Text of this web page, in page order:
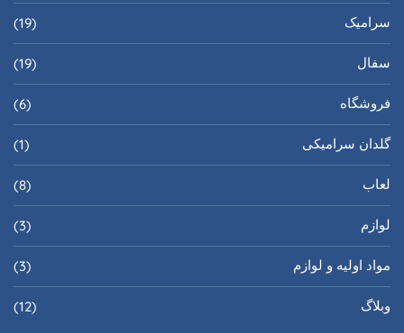
سرامیک (19)
سفال (19)
فروشگاه (6)
گلدان سرامیکی (1)
لعاب (8)
لوازم (3)
مواد اولیه و لوازم (3)
وبلاگ (12)